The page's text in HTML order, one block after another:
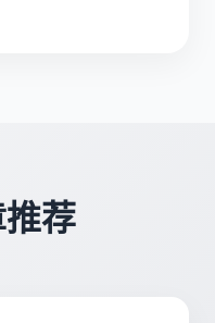
荐